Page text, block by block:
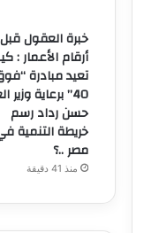
خبرة العقول قبل
أرقام الأعمار :
تعيد مبادرة
40” برعاية وزير
حسن رداد رسم
خريطة التنمية
مصر ..؟
منذ 41 دقيقة